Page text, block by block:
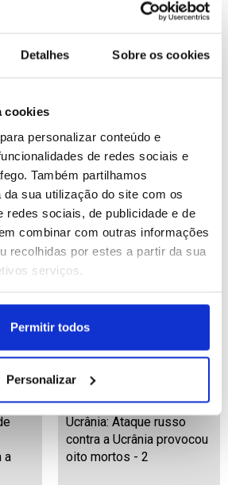
Detalhes Sobre os cookies
cookies
personalizar conteúdo e
de redes sociais e
Também partilhamos
sua utilização do site com os
redes sociais, de publicidade e de
combinar com outras informações
recolhidas por estes a partir da sua
serviços.
Permitir todos
Personalizar
1.º
19:15
Polícia britânica detém
manifestantes de grupo
pró-palestiniano proibido
ID: 47543535
a
Ucrânia: Ataque russo
contra a Ucrânia provocou
oito mortos - 2